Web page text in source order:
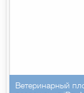
Ветеринарный